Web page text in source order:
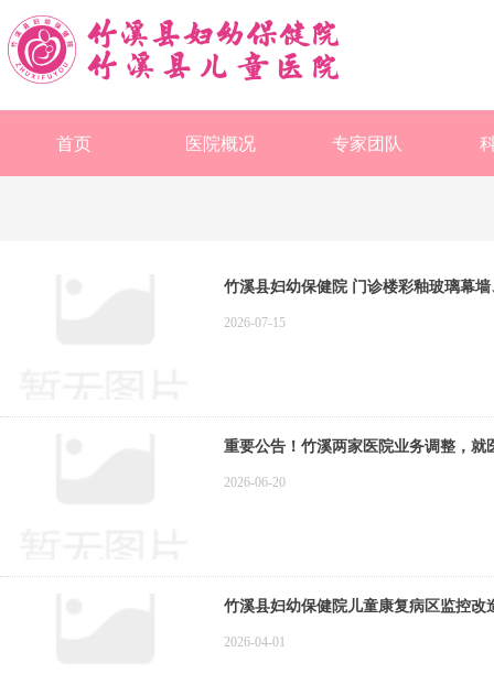
首页 医院概况 专家团队
竹溪县妇幼保健院 门诊楼彩釉玻璃幕
2026-07-15
重要公告！竹溪两家医院业务调整，就
2026-06-20
竹溪县妇幼保健院儿童康复病区监控改
2026-04-01